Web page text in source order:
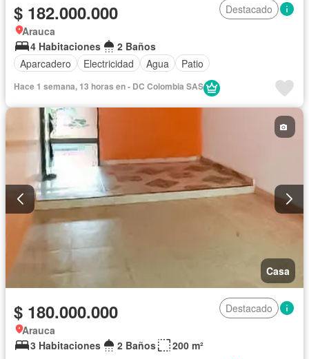
$ 182.000.000
Destacado
Arauca
4 Habitaciones
2 Baños
Aparcadero
Electricidad Agua Patio
Hace 1 semana, 13 horas en - DC Colombia SAS
Casa
$ 180.000.000
Destacado
Arauca
3 Habitaciones
2 Baños 200 m²